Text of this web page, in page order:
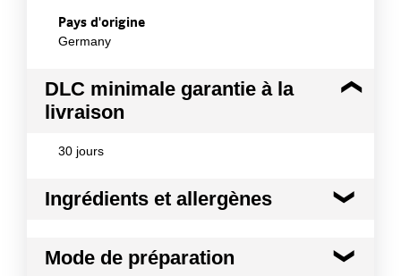
Pays d'origine
Germany
DLC minimale garantie à la
livraison
30 jours
Ingrédients et allergènes
huile de colza, farine de froment, cire d'abeille,
Mode de préparation